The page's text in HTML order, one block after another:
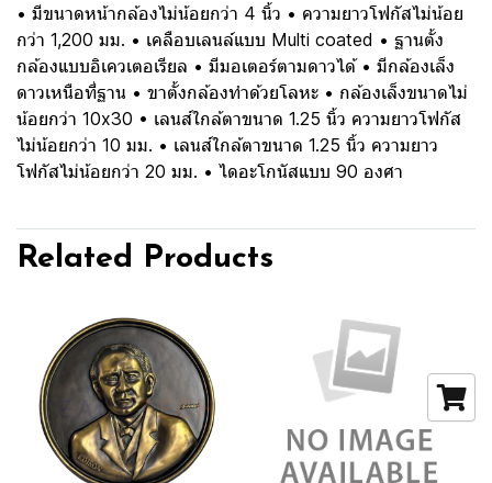
• มีขนาดหน้ากล้องไม่น้อยกว่า 4 นิ้ว • ความยาวโฟกัสไม่น้อย
กว่า 1,200 มม. • เคลือบเลนล์แบบ Multi coated • ฐานตั้ง
กล้องแบบอิเควเตอเรียล • มีมอเตอร์ตามดาวได้ • มีกล้องเล็ง
ดาวเหนือที่ฐาน • ขาตั้งกล้องทำด้วยโลหะ • กล้องเล็งขนาดไม่
น้อยกว่า 10x30 • เลนส์ใกล้ตาขนาด 1.25 นิ้ว ความยาวโฟกัส
ไม่น้อยกว่า 10 มม. • เลนส์ใกล้ตาขนาด 1.25 นิ้ว ความยาว
โฟกัสไม่น้อยกว่า 20 มม. • ไดอะโกนัสแบบ 90 องศา
Related Products